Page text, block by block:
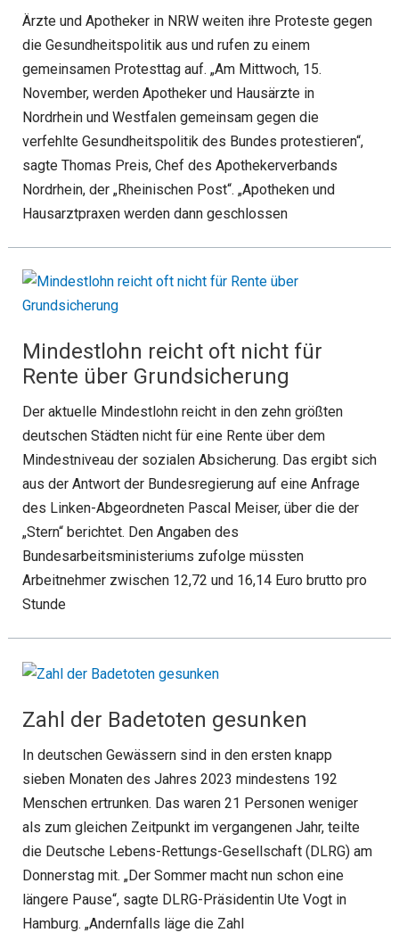
Ärzte und Apotheker in NRW weiten ihre Proteste gegen
die Gesundheitspolitik aus und rufen zu einem
gemeinsamen Protesttag auf. „Am Mittwoch, 15.
November, werden Apotheker und Hausärzte in
Nordrhein und Westfalen gemeinsam gegen die
verfehlte Gesundheitspolitik des Bundes protestieren“,
sagte Thomas Preis, Chef des Apothekerverbands
Nordrhein, der „Rheinischen Post“. „Apotheken und
Hausarztpraxen werden dann geschlossen
Mindestlohn reicht oft nicht für
Rente über Grundsicherung
Der aktuelle Mindestlohn reicht in den zehn größten
deutschen Städten nicht für eine Rente über dem
Mindestniveau der sozialen Absicherung. Das ergibt sich
aus der Antwort der Bundesregierung auf eine Anfrage
des Linken-Abgeordneten Pascal Meiser, über die der
„Stern“ berichtet. Den Angaben des
Bundesarbeitsministeriums zufolge müssten
Arbeitnehmer zwischen 12,72 und 16,14 Euro brutto pro
Stunde
Zahl der Badetoten gesunken
In deutschen Gewässern sind in den ersten knapp
sieben Monaten des Jahres 2023 mindestens 192
Menschen ertrunken. Das waren 21 Personen weniger
als zum gleichen Zeitpunkt im vergangenen Jahr, teilte
die Deutsche Lebens-Rettungs-Gesellschaft (DLRG) am
Donnerstag mit. „Der Sommer macht nun schon eine
längere Pause“, sagte DLRG-Präsidentin Ute Vogt in
Hamburg. „Andernfalls läge die Zahl